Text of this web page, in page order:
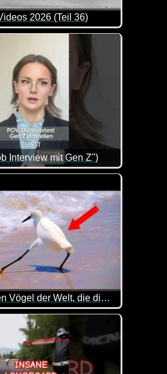
2026 (Teil 36)
von lustigen
Interview mit Gen Z")
hat man es heutzutage wirklich
Die lustigsten Vögel der Welt, die dich vor Lachen zum Weinen bringen werden
Szenen mit Vögeln. Ja, auch die